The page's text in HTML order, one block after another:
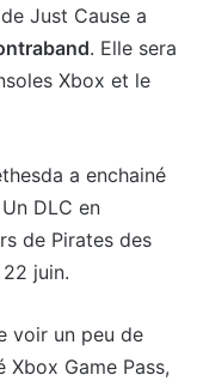
Just Cause a
. Elle sera
Xbox et le
a enchainé
DLC en
de Pirates des
juin.
voir un peu de
Xbox Game Pass,